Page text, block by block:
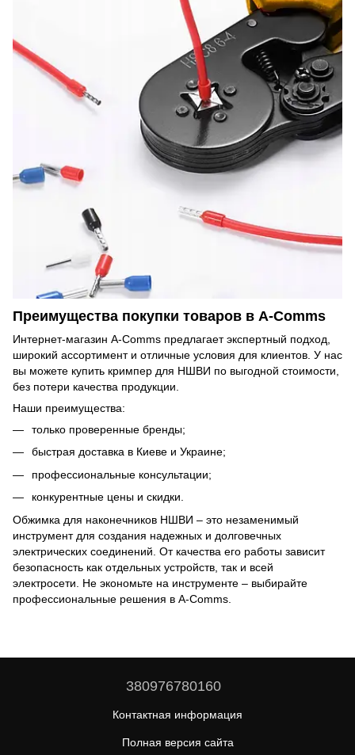
Преимущества покупки товаров в A-Comms
Интернет-магазин A-Comms предлагает экспертный подход,
широкий ассортимент и отличные условия для клиентов. У нас
вы можете купить кримпер для НШВИ по выгодной стоимости,
без потери качества продукции.
Наши преимущества:
только проверенные бренды;
быстрая доставка в Киеве и Украине;
профессиональные консультации;
конкурентные цены и скидки.
Обжимка для наконечников НШВИ – это незаменимый
инструмент для создания надежных и долговечных
электрических соединений. От качества его работы зависит
безопасность как отдельных устройств, так и всей
электросети. Не экономьте на инструменте – выбирайте
профессиональные решения в A-Comms.
380976780160
Контактная информация
Полная версия сайта